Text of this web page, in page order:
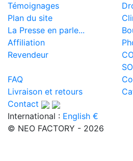
Témoignages
Plan du site
La Presse en parle...
Affiliation
Revendeur
FAQ
Livraison et retours
Contact
International : English €
© NEO FACTORY - 2026